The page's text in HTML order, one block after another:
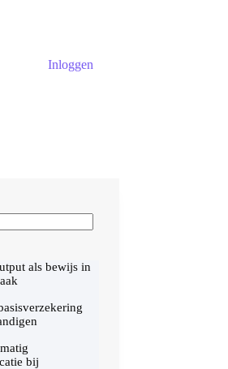
Inloggen
als bewijs in
bij